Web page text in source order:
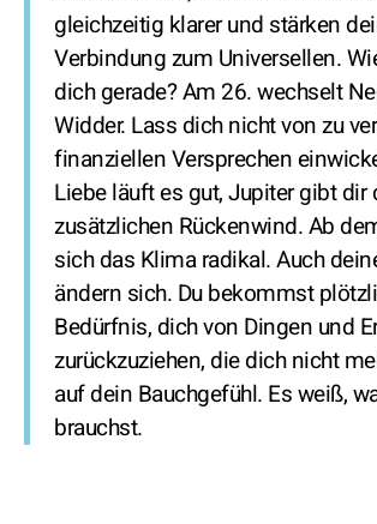
gleichzeitig klarer und stärken
Verbindung zum Universellen.
dich gerade? Am 26. wechselt
Widder. Lass dich nicht von zu
finanziellen Versprechen
Liebe läuft es gut, Jupiter gibt dir
zusätzlichen Rückenwind. Ab
sich das Klima radikal. Auch
ändern sich. Du bekommst
Bedürfnis, dich von Dingen und
zurückzuziehen, die dich nicht
auf dein Bauchgefühl. Es weiß,
brauchst.